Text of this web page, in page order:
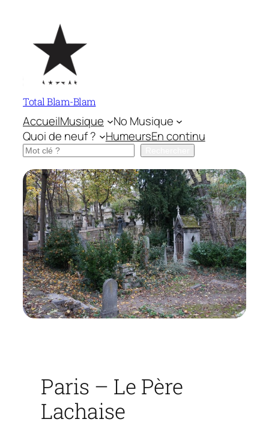
contenu
Total Blam-Blam
AccueilMusique
No Musique
Quoi de neuf ?
HumeursEn continu
Rechercher
Paris – Le Père
Lachaise